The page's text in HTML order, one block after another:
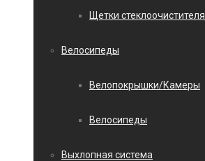
Щетки стеклоочистителя
Велосипеды
Велопокрышки/Камеры
Велосипеды
Выхлопная система